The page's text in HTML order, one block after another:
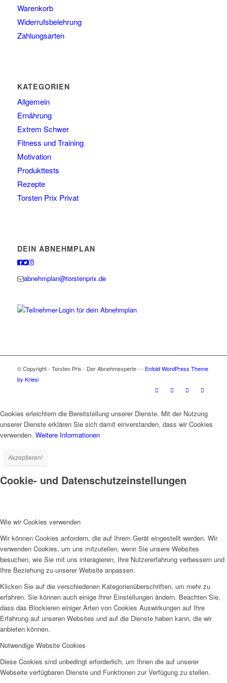
Warenkorb
Widerrufsbelehrung
Zahlungsarten
KATEGORIEN
Allgemein
Ernährung
Extrem Schwer
Fitness und Training
Motivation
Produkttests
Rezepte
Torsten Prix Privat
DEIN ABNEHMPLAN
abnehmplan@torstenprix.de
© Copyright - Torsten Prix - Der Abnehmexperte - - Enfold WordPress Theme
by Kriesi
Cookies erleichtern die Bereitstellung unserer Dienste. Mit der Nutzung
unserer Dienste erklären Sie sich damit einverstanden, dass wir Cookies
verwenden. Weitere Informationen
Akzeptieren!
Cookie- und Datenschutzeinstellungen
Wie wir Cookies verwenden
Wir können Cookies anfordern, die auf Ihrem Gerät eingestellt werden. Wir
verwenden Cookies, um uns mitzuteilen, wenn Sie unsere Websites
besuchen, wie Sie mit uns interagieren, Ihre Nutzererfahrung verbessern und
Ihre Beziehung zu unserer Website anpassen.
Klicken Sie auf die verschiedenen Kategorienüberschriften, um mehr zu
erfahren. Sie können auch einige Ihrer Einstellungen ändern. Beachten Sie,
dass das Blockieren einiger Arten von Cookies Auswirkungen auf Ihre
Erfahrung auf unseren Websites und auf die Dienste haben kann, die wir
anbieten können.
Notwendige Website Cookies
Diese Cookies sind unbedingt erforderlich, um Ihnen die auf unserer
Webseite verfügbaren Dienste und Funktionen zur Verfügung zu stellen.